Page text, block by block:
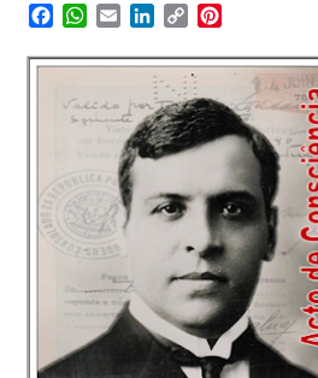
Facebook
WhatsApp
EmailLinkedIn
Copy